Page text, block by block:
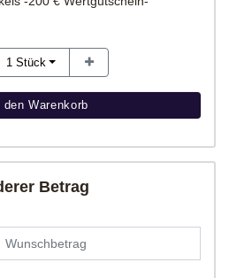
1 Stück
den Warenkorb
Betrag